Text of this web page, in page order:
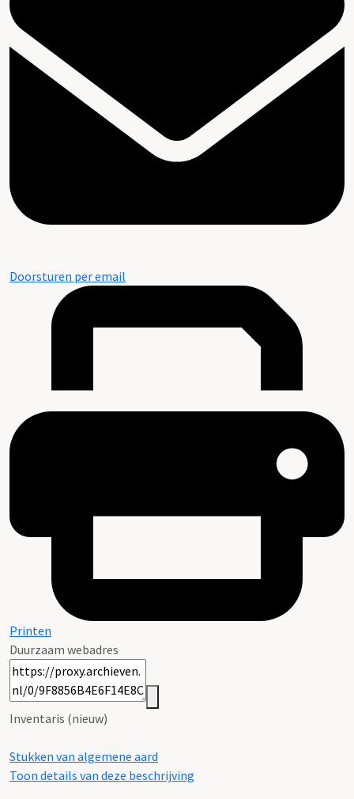
Doorsturen per email
Printen
Duurzaam webadres
Inventaris (nieuw)
Stukken van algemene aard
Toon details van deze beschrijving